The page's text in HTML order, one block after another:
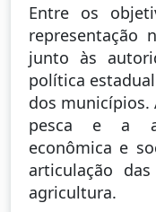
Entre os
representação
junto às
política
dos municípios.
pesca e a
econômica e
articulação
agricultura.